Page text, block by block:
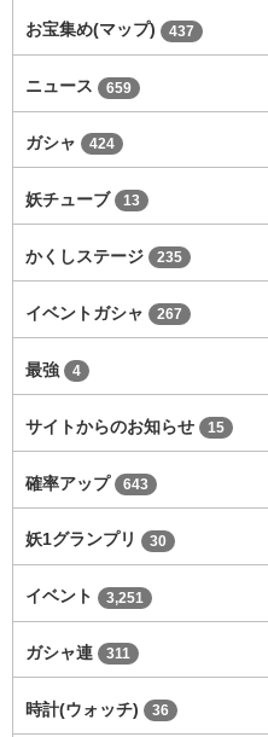
お宝集め(マップ) 437
ニュース 659
ガシャ 424
妖チューブ 13
かくしステージ 235
イベントガシャ 267
最強 4
サイトからのお知らせ 15
確率アップ 643
妖1グランプリ 30
イベント 3,251
ガシャ連 311
時計(ウォッチ) 36